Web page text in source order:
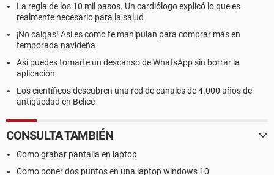
La regla de los 10 mil pasos. Un cardiólogo explicó lo que es
realmente necesario para la salud
¡No caigas! Así es como te manipulan para comprar más en
temporada navideña
Así puedes tomarte un descanso de WhatsApp sin borrar la
aplicación
Los científicos descubren una red de canales de 4.000 años de
antigüedad en Belice
CONSULTA TAMBIÉN
Como grabar pantalla en laptop
Como poner dos puntos en una laptop windows 10